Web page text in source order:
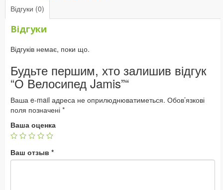
Відгуки (0)
Відгуки
Відгуків немає, поки що.
Будьте першим, хто залишив відгук
“О Велосипед Jamis”“
Ваша e-mail адреса не оприлюднюватиметься. Обов’язкові
поля позначені *
Ваша оценка
Ваш отзыв *